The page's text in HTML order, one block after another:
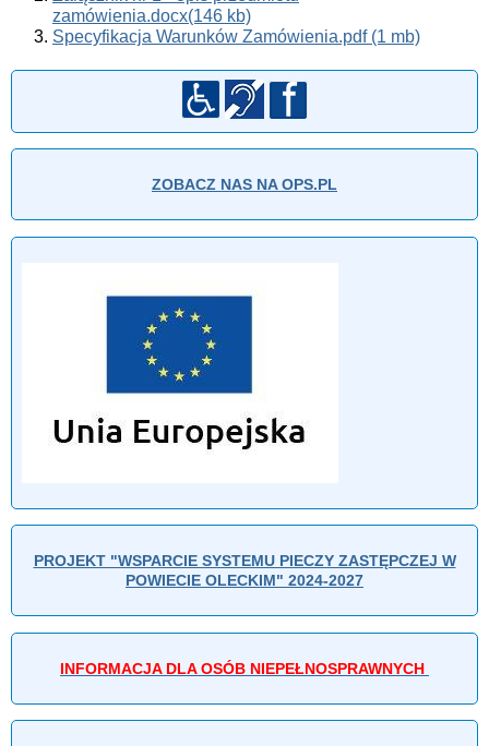
zamówienia.docx(146 kb)
Specyfikacja Warunków Zamówienia.pdf (1 mb)
ZOBACZ NAS NA OPS.PL
PROJEKT "WSPARCIE SYSTEMU PIECZY ZASTĘPCZEJ W
POWIECIE OLECKIM" 2024-2027
INFORMACJA DLA OSÓB NIEPEŁNOSPRAWNYCH